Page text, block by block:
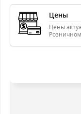
Цены
Цены